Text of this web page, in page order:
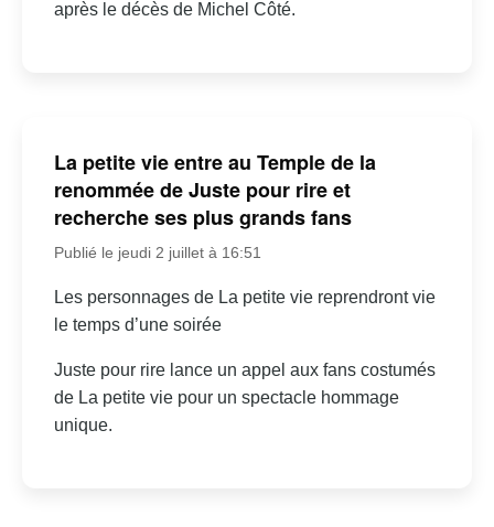
après le décès de Michel Côté.
La petite vie entre au Temple de la
renommée de Juste pour rire et
recherche ses plus grands fans
Publié le jeudi 2 juillet à 16:51
Les personnages de La petite vie reprendront vie
le temps d’une soirée
Juste pour rire lance un appel aux fans costumés
de La petite vie pour un spectacle hommage
unique.